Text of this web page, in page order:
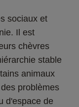
sociaux et
Il est
chèvres
stable
animaux
problèmes
d'espace de